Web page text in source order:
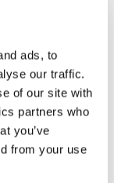
ads, to
our traffic.
of our site with
partners who
you’ve
from your use